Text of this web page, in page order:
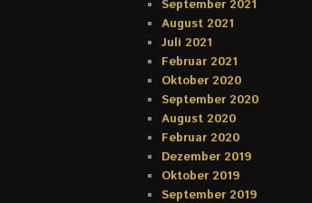
September 2021
August 2021
Juli 2021
Februar 2021
Oktober 2020
September 2020
August 2020
Februar 2020
Dezember 2019
Oktober 2019
September 2019